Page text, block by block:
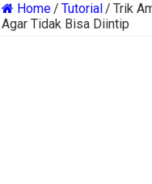
Home/ Tutorial/ Trik
Agar Tidak Bisa Diintip